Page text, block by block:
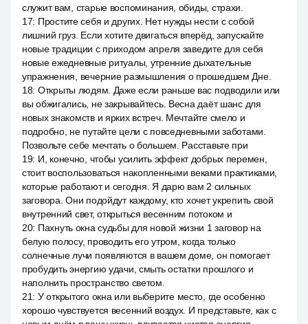
служит вам, старые воспоминания, обиды, страхи.
17: Простите себя и других. Нет нужды нести с собой
лишний груз. Если хотите двигаться вперёд, запускайте
новые традиции с приходом апреля заведите для себя
новые ежедневные ритуалы, утренние дыхательные
упражнения, вечерние размышления о прошедшем Дне.
18: Открыты людям. Даже если раньше вас подводили или
вы обжигались, не закрывайтесь. Весна даёт шанс для
новых знакомств и ярких встреч. Мечтайте смело и
подробно, не путайте цели с повседневными заботами.
Позвольте себе мечтать о большем. Расставьте при
19: И, конечно, чтобы усилить эффект добрых перемен,
стоит воспользоваться накопленными веками практиками,
которые работают и сегодня. Я дарю вам 2 сильных
заговора. Они подойдут каждому, кто хочет укрепить свой
внутренний свет, открыться весенним потоком и
20: Пахнуть окна судьбы для новой жизни 1 заговор на
белую полосу, проводить его утром, когда только
солнечные лучи появляются в вашем доме, он помогает
пробудить энергию удачи, смыть остатки прошлого и
наполнить пространство светом.
21: У открытого окна или выберите место, где особенно
хорошо чувствуется весенний воздух. И представьте, как с